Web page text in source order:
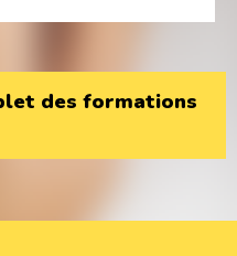
des formations